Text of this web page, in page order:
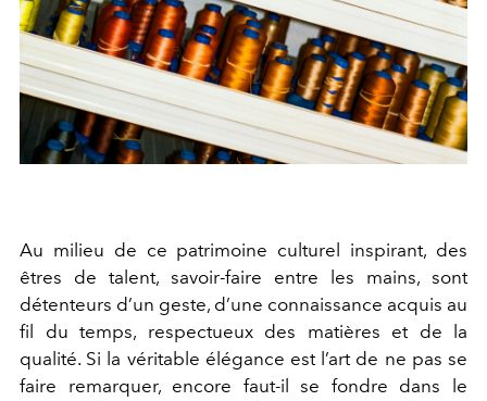
Au milieu de ce patrimoine culturel inspirant, des
êtres de talent, savoir-faire entre les mains, sont
détenteurs d’un geste, d’une connaissance acquis au
fil du temps, respectueux des matières et de la
qualité. Si la véritable élégance est l’art de ne pas se
faire remarquer, encore faut-il se fondre dans le